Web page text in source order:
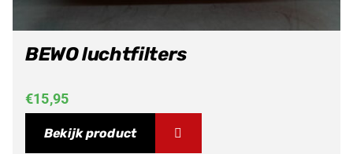
BEWO luchtfilters
€15,95
Bekijk product